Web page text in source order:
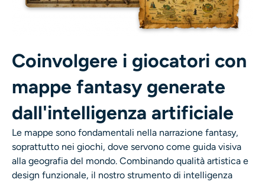
Coinvolgere i giocatori con
mappe fantasy generate
dall'intelligenza artificiale
Le mappe sono fondamentali nella narrazione fantasy,
soprattutto nei giochi, dove servono come guida visiva
alla geografia del mondo. Combinando qualità artistica e
design funzionale, il nostro strumento di intelligenza